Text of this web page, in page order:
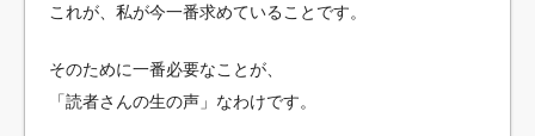
これが、私が今一番求めていることです。
そのために一番必要なことが、
「読者さんの生の声」なわけです。